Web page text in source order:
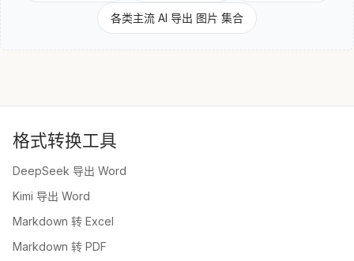
各类主流 AI 导出 图片 集合
格式转换工具
DeepSeek 导出 Word
Kimi 导出 Word
Markdown 转 Excel
Markdown 转 PDF